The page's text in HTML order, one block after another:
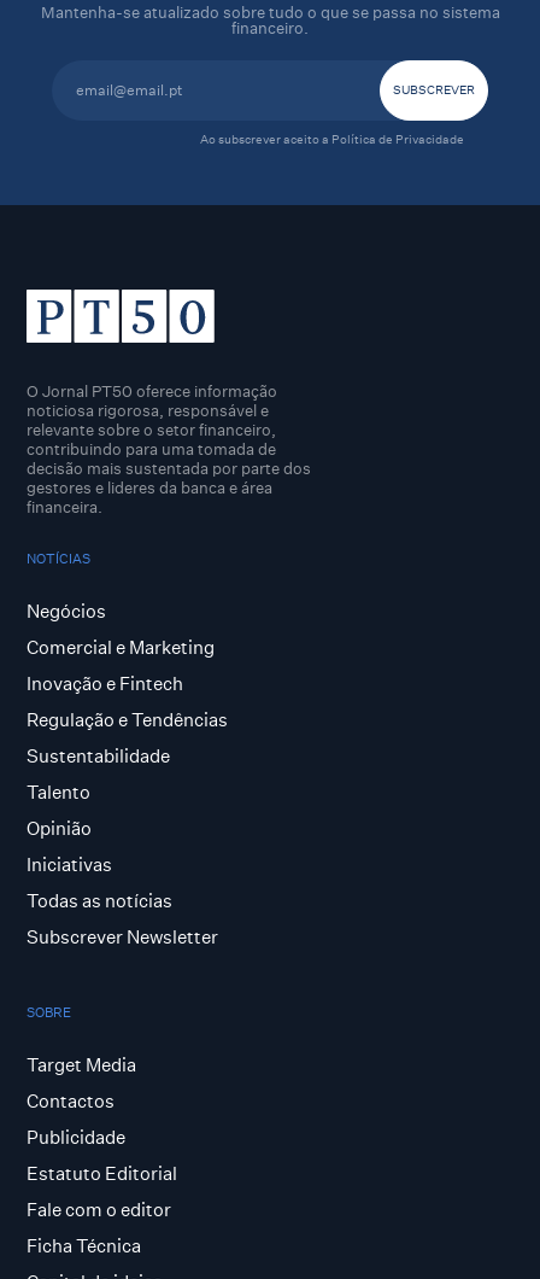
Mantenha-se atualizado sobre tudo o que se passa no sistema
financeiro.
Ao subscrever aceito a Política de Privacidade
O Jornal PT50 oferece informação
noticiosa rigorosa, responsável e
relevante sobre o setor financeiro,
contribuindo para uma tomada de
decisão mais sustentada por parte dos
gestores e lideres da banca e área
financeira.
NOTÍCIAS
Negócios
Comercial e Marketing
Inovação e Fintech
Regulação e Tendências
Sustentabilidade
Talento
Opinião
Iniciativas
Todas as notícias
Subscrever Newsletter
SOBRE
Target Media
Contactos
Publicidade
Estatuto Editorial
Fale com o editor
Ficha Técnica